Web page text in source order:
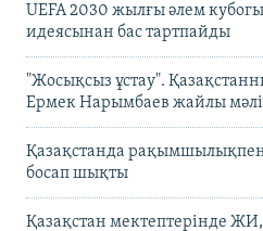
UEFA 2030 жылғы әлем
идеясынан бас тартпайды
"Жосықсыз ұстау".
Ермек Нарымбаев жайлы
Қазақстанда
босап шықты
Қазақстан мектептерінде